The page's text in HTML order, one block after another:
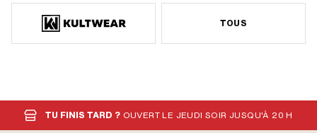
TOUS
TU FINIS TARD ? OUVERT LE JEUDI SOIR JUSQU'À 20 H